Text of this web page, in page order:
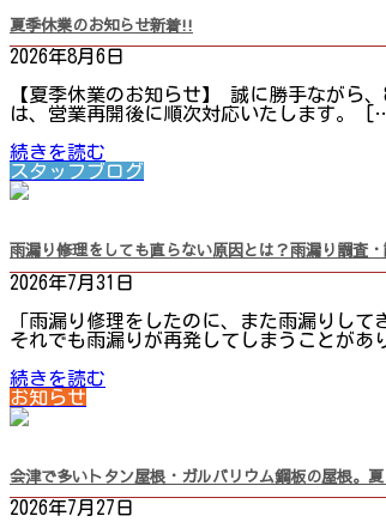
夏季休業のお知らせ新着!!
2026年8月6日
【夏季休業のお知らせ】 誠に勝手ながら
は、営業再開後に順次対応いたします。
続きを読む
スタッフブログ
雨漏り修理をしても直らない原因とは？雨漏り調査
2026年7月31日
「雨漏り修理をしたのに、また雨漏りし
それでも雨漏りが再発してしまうことが
続きを読む
お知らせ
会津で多いトタン屋根・ガルバリウム鋼板の屋根。
2026年7月27日